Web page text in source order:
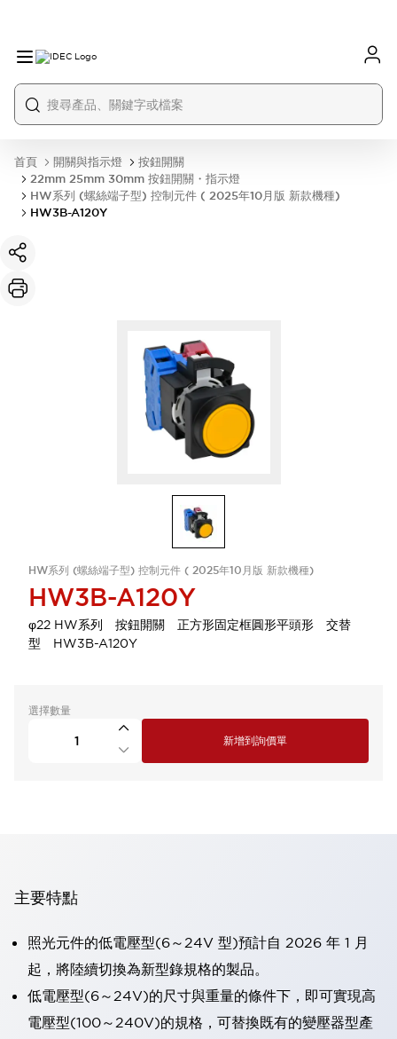
首頁 開關與指示燈
按鈕開關
22mm 25mm 30mm 按鈕開關・指示燈
HW系列 (螺絲端子型) 控制元件 ( 2025年10月版 新款機種)
HW3B-A120Y
HW系列 (螺絲端子型) 控制元件 ( 2025年10月版 新款機種)
HW3B-A120Y
φ22 HW系列 按鈕開關 正方形固定框圓形平頭形 交替
型 HW3B-A120Y
選擇數量
新增到詢價單
主要特點
照光元件的低電壓型(6～24V 型)預計自 2026 年 1 月
起，將陸續切換為新型錄規格的製品。
低電壓型(6～24V)的尺寸與重量的條件下，即可實現高
電壓型(100～240V)的規格，可替換既有的變壓器型產